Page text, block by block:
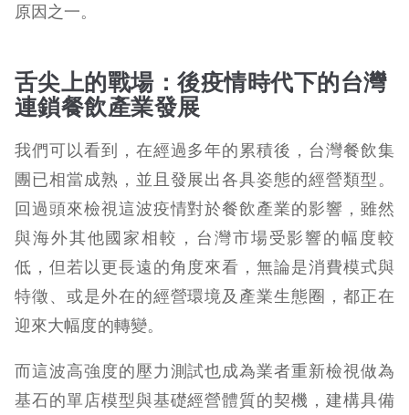
原因之一。
舌尖上的戰場：後疫情時代下的台灣
連鎖餐飲產業發展
我們可以看到，在經過多年的累積後，台灣餐飲集
團已相當成熟，並且發展出各具姿態的經營類型。
回過頭來檢視這波疫情對於餐飲產業的影響，雖然
與海外其他國家相較，台灣市場受影響的幅度較
低，但若以更長遠的角度來看，無論是消費模式與
特徵、或是外在的經營環境及產業生態圈，都正在
迎來大幅度的轉變。
而這波高強度的壓力測試也成為業者重新檢視做為
基石的單店模型與基礎經營體質的契機，建構具備